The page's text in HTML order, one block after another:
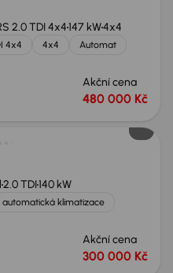
2.0 TDI 4x4147 kW4x4
4x4 4x4
Automat
Akční cena
480 000 Kč
2.0 TDI140 kW
automatická klimatizace
Akční cena
300 000 Kč